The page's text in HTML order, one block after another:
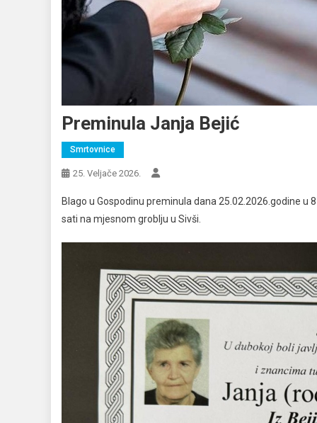
Preminula Janja Bejić
Smrtovnice
25. Veljače 2026.
Blago u Gospodinu preminula dana 25.02.2026.godine u
sati na mjesnom groblju u Sivši.